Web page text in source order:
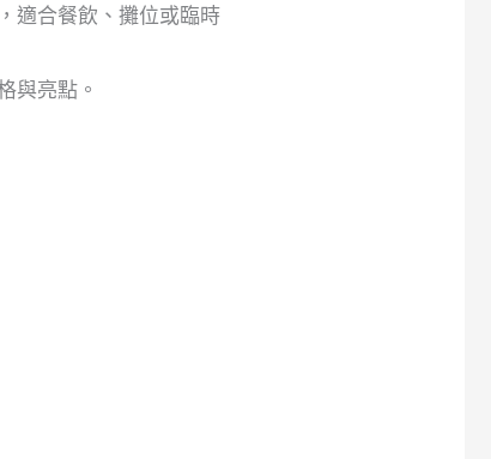
適合餐飲、攤位或臨時
與亮點。